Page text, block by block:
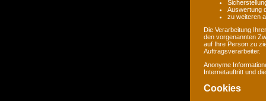
Auswertung
zu weiteren
Die Verarbeitung
den vorgenannten
auf Ihre Person zu
Auftragsverarbeiter.
Anonyme
Internetauftritt und
Cookies